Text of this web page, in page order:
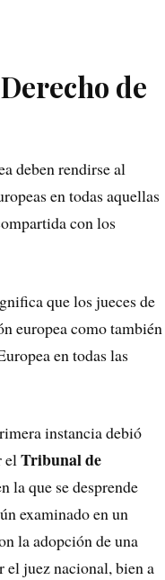
de
deben rendirse al
en todas aquellas
con los
que los jueces de
europea como también
en todas las
instancia debió
elTribunal de
la que se desprende
examinado en un
la adopción de una
el juez nacional, bien a